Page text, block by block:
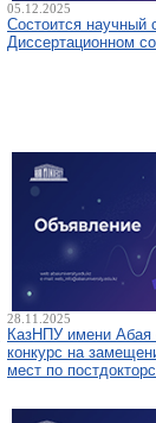
05.12.2025
Состоится научный
Диссертационном
28.11.2025
КазНПУ имени Абая
конкурс на
мест по